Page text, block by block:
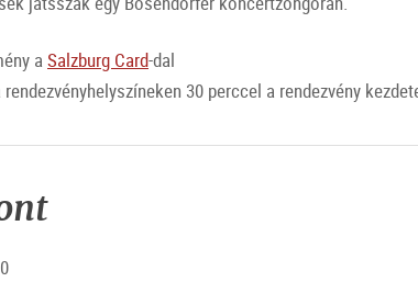
a Salzburg Card-dal
30 perccel a rendezvény